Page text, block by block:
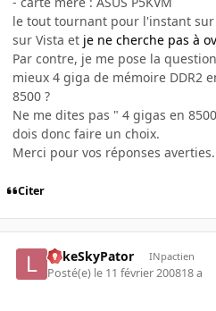
le tout tournant pour l'instant sur
sur Vista et je ne cherche pas à
Par contre, je me pose la
mieux 4 giga de mémoire DDR2
8500 ?
Ne me dites pas " 4 gigas en
dois donc faire un choix.
Merci pour vos réponses averties.
Citer
LukeSkyPator INpactien
Posté(e) le 11 février 200818 a